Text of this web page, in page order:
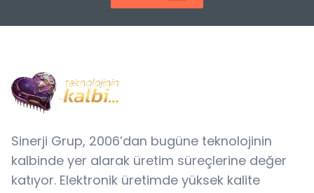
Sinerji Grup, 2006’dan bugüne teknolojinin
kalbinde yer alarak üretim süreçlerine değer
katıyor. Elektronik üretimde yüksek kalite